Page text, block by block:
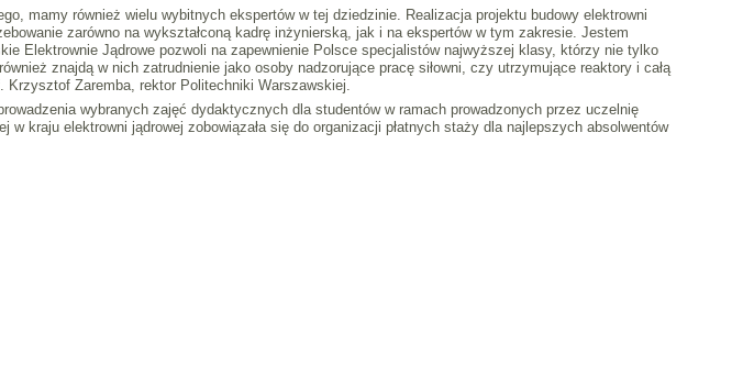
mamy również wielu wybitnych ekspertów w tej dziedzinie. Realizacja projektu budowy elektrowni
zarówno na wykształconą kadrę inżynierską, jak i na ekspertów w tym zakresie. Jestem
Elektrownie Jądrowe pozwoli na zapewnienie Polsce specjalistów najwyższej klasy, którzy nie tylko
znajdą w nich zatrudnienie jako osoby nadzorujące pracę siłowni, czy utrzymujące reaktory i całą
Krzysztof Zaremba, rektor Politechniki Warszawskiej.
wybranych zajęć dydaktycznych dla studentów w ramach prowadzonych przez uczelnię
kraju elektrowni jądrowej zobowiązała się do organizacji płatnych staży dla najlepszych absolwentów